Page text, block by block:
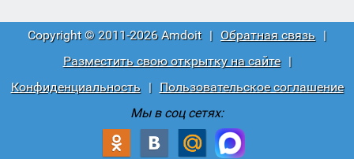
Copyright © 2011-2026 Amdoit | Обратная связь |
Разместить свою открытку на сайте
|
Конфиденциальность
|
Пользовательское соглашение
Мы в соц сетях: